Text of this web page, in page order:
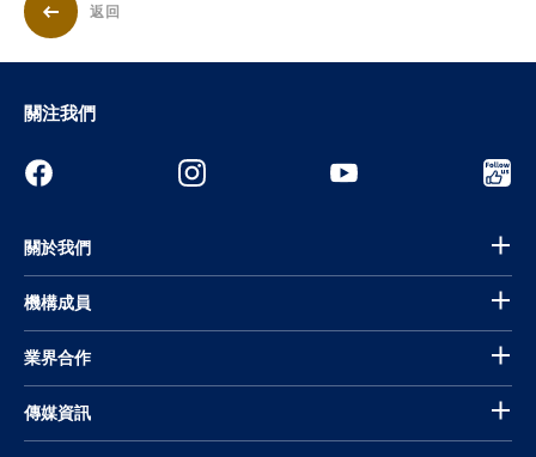
返回
關注我們
關於我們
機構成員
業界合作
傳媒資訊